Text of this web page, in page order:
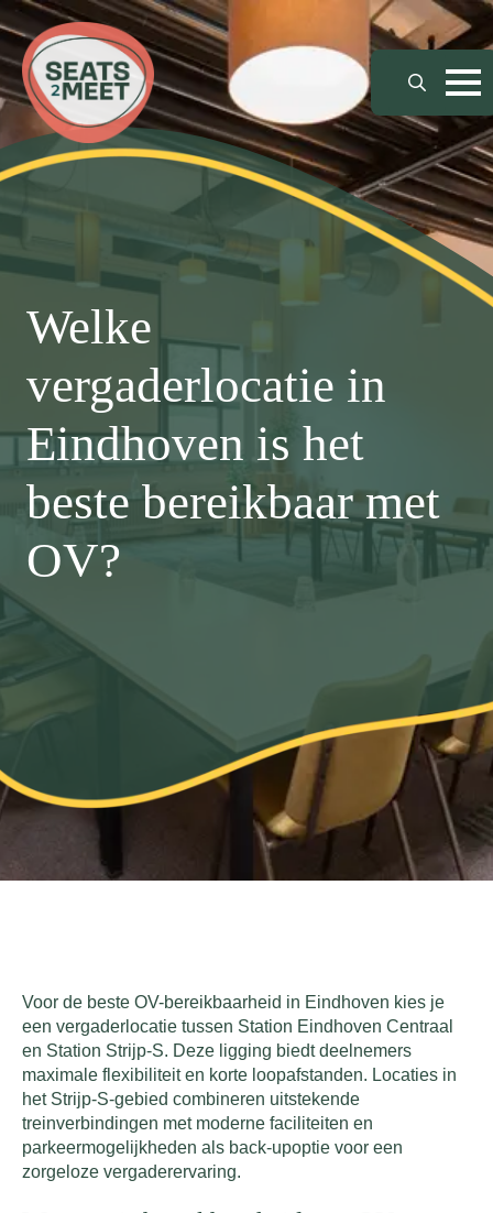
Search
for:
Welke
vergaderlocatie in
Eindhoven is het
beste bereikbaar met
OV?
Voor de beste OV-bereikbaarheid in Eindhoven kies je
een vergaderlocatie tussen Station Eindhoven Centraal
en Station Strijp-S. Deze ligging biedt deelnemers
maximale flexibiliteit en korte loopafstanden. Locaties in
het Strijp-S-gebied combineren uitstekende
treinverbindingen met moderne faciliteiten en
parkeermogelijkheden als back-upoptie voor een
zorgeloze vergaderervaring.